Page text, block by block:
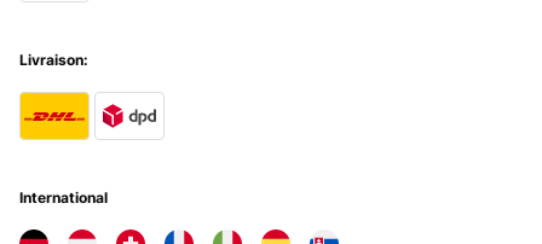
Livraison:
International